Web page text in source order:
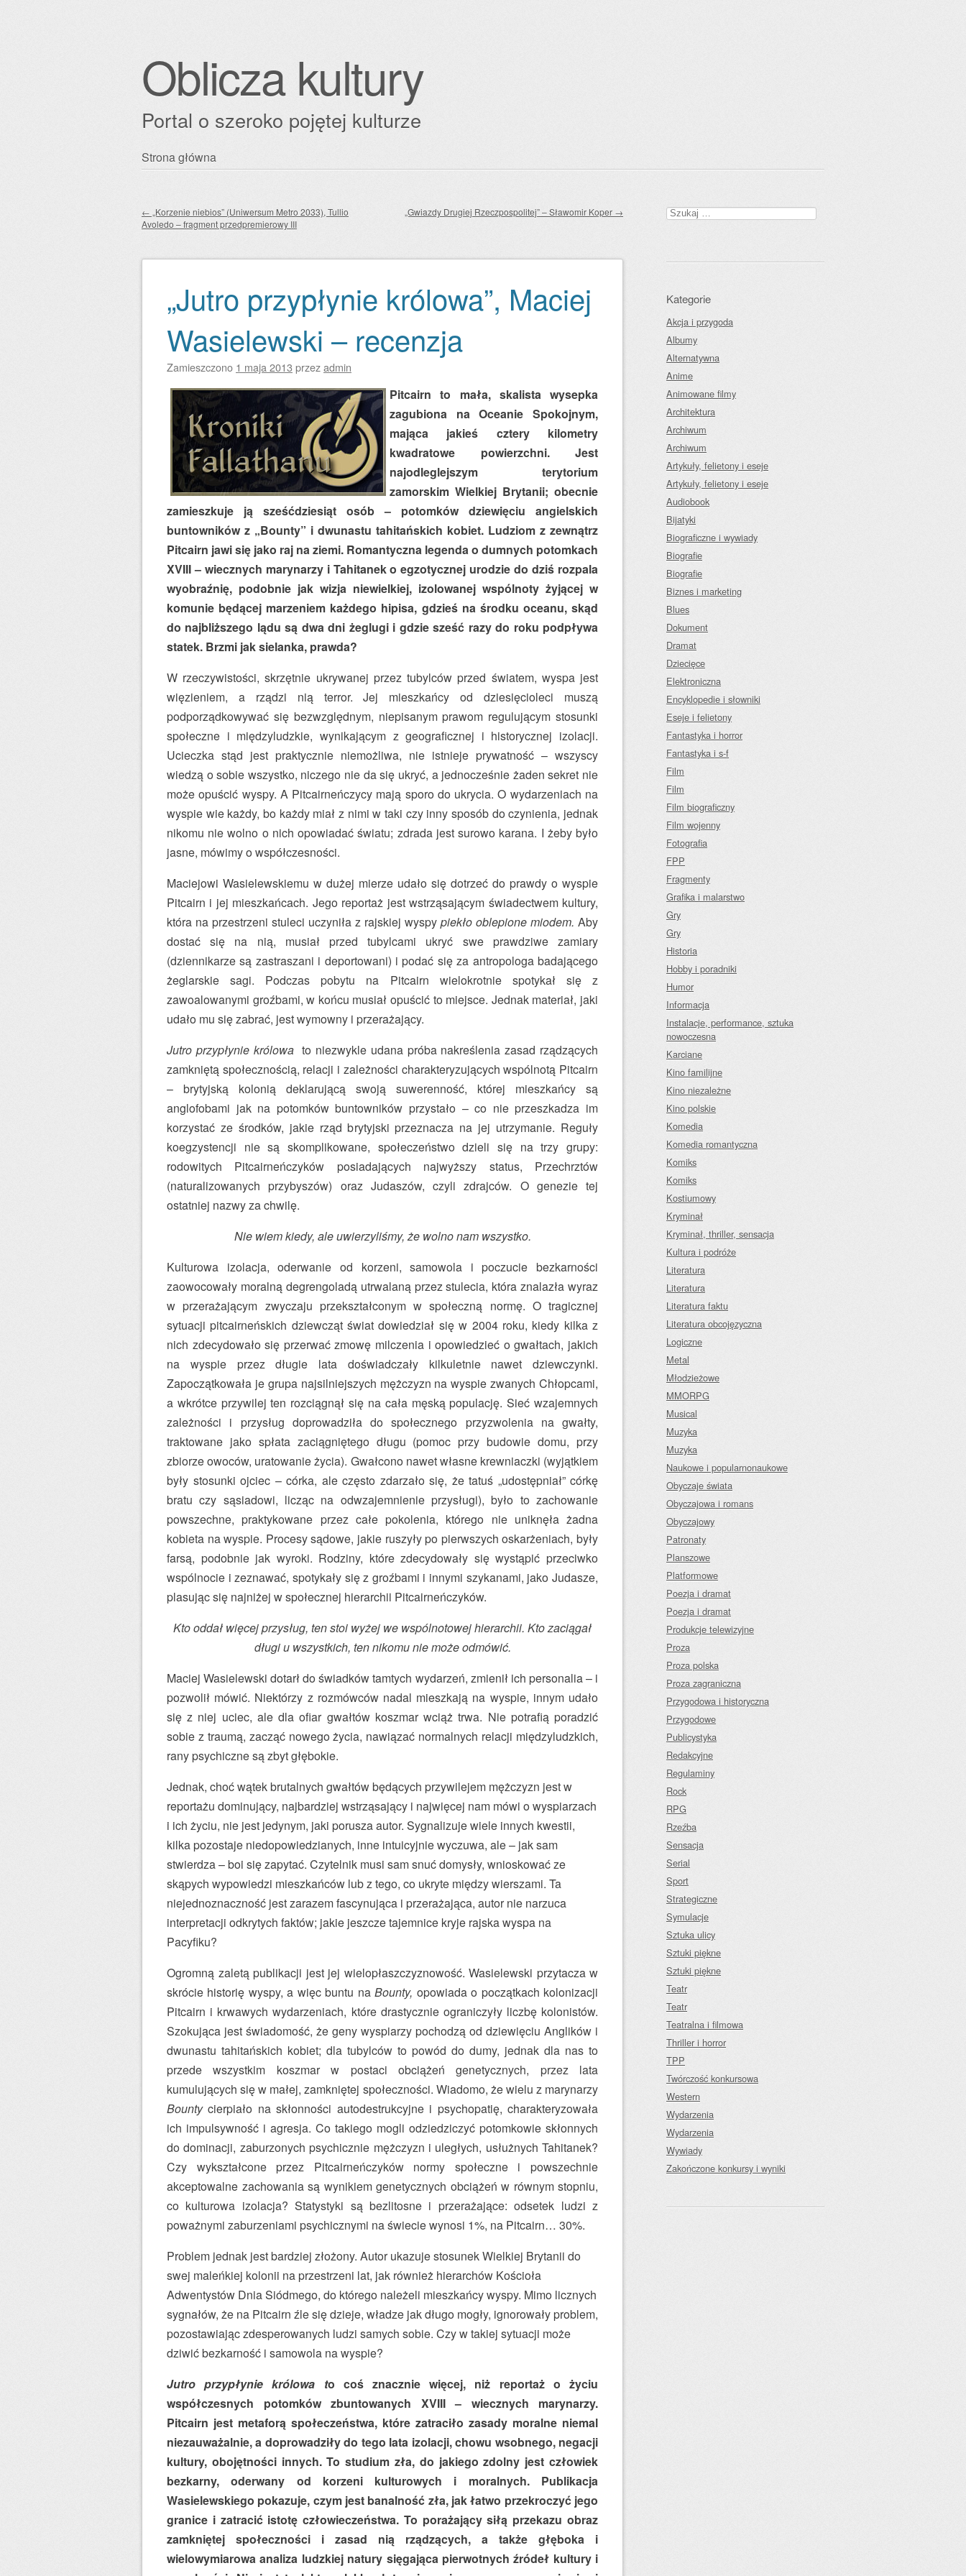
Oblicza kultury
Portal o szeroko pojętej kulturze
Przejdź
Strona główna
← „Korzenie niebios” (Uniwersum Metro 2033), Tullio
Avoledo – fragment przedpremierowy III
„Gwiazdy Drugiej Rzeczpospolitej” – Sławomir Koper →
„Jutro przypłynie królowa”, Maciej
Wasielewski – recenzja
Zamieszczono 1 maja 2013 przezadmin
Pitcairn to mała, skalista wysepka
zagubiona na Oceanie Spokojnym,
mająca jakieś cztery kilometry
kwadratowe powierzchni. Jest
najodleglejszym terytorium
zamorskim Wielkiej Brytanii; obecnie
zamieszkuje ją sześćdziesiąt osób – potomków dziewięciu angielskich
buntowników z „Bounty” i dwunastu tahitańskich kobiet. Ludziom z zewnątrz
Pitcairn jawi się jako raj na ziemi. Romantyczna legenda o dumnych potomkach
XVIII – wiecznych marynarzy i Tahitanek o egzotycznej urodzie do dziś rozpala
wyobraźnię, podobnie jak wizja niewielkiej, izolowanej wspólnoty żyjącej w
komunie będącej marzeniem każdego hipisa, gdzieś na środku oceanu, skąd
do najbliższego lądu są dwa dni żeglugi i gdzie sześć razy do roku podpływa
statek. Brzmi jak sielanka, prawda?
W rzeczywistości, skrzętnie ukrywanej przez tubylców przed światem, wyspa jest
więzieniem, a rządzi nią terror. Jej mieszkańcy od dziesięcioleci muszą
podporządkowywać się bezwzględnym, niepisanym prawom regulującym stosunki
społeczne i międzyludzkie, wynikającym z geograficznej i historycznej izolacji.
Ucieczka stąd jest praktycznie niemożliwa, nie istnieje prywatność – wszyscy
wiedzą o sobie wszystko, niczego nie da się ukryć, a jednocześnie żaden sekret nie
może opuścić wyspy. A Pitcairneńczycy mają sporo do ukrycia. O wydarzeniach na
wyspie wie każdy, bo każdy miał z nimi w taki czy inny sposób do czynienia, jednak
nikomu nie wolno o nich opowiadać światu; zdrada jest surowo karana. I żeby było
jasne, mówimy o współczesności.
Maciejowi Wasielewskiemu w dużej mierze udało się dotrzeć do prawdy o wyspie
Pitcairn i jej mieszkańcach. Jego reportaż jest wstrząsającym świadectwem kultury,
która na przestrzeni stuleci uczyniła z rajskiej wyspy piekło oblepione miodem. Aby
dostać się na nią, musiał przed tubylcami ukryć swe prawdziwe zamiary
(dziennikarze są zastraszani i deportowani) i podać się za antropologa badającego
żeglarskie sagi. Podczas pobytu na Pitcairn wielokrotnie spotykał się z
zawoalowanymi groźbami, w końcu musiał opuścić to miejsce. Jednak materiał, jaki
udało mu się zabrać, jest wymowny i przerażający.
Jutro przypłynie królowato niezwykle udana próba nakreślenia zasad rządzących
zamkniętą społecznością, relacji i zależności charakteryzujących wspólnotą Pitcairn
– brytyjską kolonią deklarującą swoją suwerenność, której mieszkańcy są
anglofobami jak na potomków buntowników przystało – co nie przeszkadza im
korzystać ze środków, jakie rząd brytyjski przeznacza na jej utrzymanie. Reguły
koegzystencji nie są skomplikowane, społeczeństwo dzieli się na trzy grupy:
rodowitych Pitcairneńczyków posiadających najwyższy status, Przechrztów
(naturalizowanych przybyszów) oraz Judaszów, czyli zdrajców. O genezie tej
ostatniej nazwy za chwilę.
Nie wiem kiedy, ale uwierzyliśmy, że wolno nam wszystko.
Kulturowa izolacja, oderwanie od korzeni, samowola i poczucie bezkarności
zaowocowały moralną degrengoladą utrwalaną przez stulecia, która znalazła wyraz
w przerażającym zwyczaju przekształconym w społeczną normę. O tragicznej
sytuacji pitcairneńskich dziewcząt świat dowiedział się w 2004 roku, kiedy kilka z
nich zdecydowało się przerwać zmowę milczenia i opowiedzieć o gwałtach, jakich
na wyspie przez długie lata doświadczały kilkuletnie nawet dziewczynki.
Zapoczątkowała je grupa najsilniejszych mężczyzn na wyspie zwanych Chłopcami,
a wkrótce przywilej ten rozciągnął się na cała męską populację. Sieć wzajemnych
zależności i przysług doprowadziła do społecznego przyzwolenia na gwałty,
traktowane jako spłata zaciągniętego długu (pomoc przy budowie domu, przy
zbiorze owoców, uratowanie życia). Gwałcono nawet własne krewniaczki (wyjątkiem
były stosunki ojciec – córka, ale często zdarzało się, że tatuś „udostępniał” córkę
bratu czy sąsiadowi, licząc na odwzajemnienie przysługi), było to zachowanie
powszechne, praktykowane przez całe pokolenia, którego nie uniknęła żadna
kobieta na wyspie. Procesy sądowe, jakie ruszyły po pierwszych oskarżeniach, były
farsą, podobnie jak wyroki. Rodziny, które zdecydowały się wystąpić przeciwko
wspólnocie i zeznawać, spotykały się z groźbami i innymi szykanami, jako Judasze,
plasując się najniżej w społecznej hierarchii Pitcairneńczyków.
Kto oddał więcej przysług, ten stoi wyżej we wspólnotowej hierarchii. Kto zaciągał
długi u wszystkich, ten nikomu nie może odmówić.
Maciej Wasielewski dotarł do świadków tamtych wydarzeń, zmienił ich personalia – i
pozwolił mówić. Niektórzy z rozmówców nadal mieszkają na wyspie, innym udało
się z niej uciec, ale dla ofiar gwałtów koszmar wciąż trwa. Nie potrafią poradzić
sobie z traumą, zacząć nowego życia, nawiązać normalnych relacji międzyludzkich,
rany psychiczne są zbyt głębokie.
Jednak, choć wątek brutalnych gwałtów będących przywilejem mężczyzn jest w
reportażu dominujący, najbardziej wstrząsający i najwięcej nam mówi o wyspiarzach
i ich życiu, nie jest jedynym, jaki porusza autor. Sygnalizuje wiele innych kwestii,
kilka pozostaje niedopowiedzianych, inne intuicyjnie wyczuwa, ale – jak sam
stwierdza – boi się zapytać. Czytelnik musi sam snuć domysły, wnioskować ze
skąpych wypowiedzi mieszkańców lub z tego, co ukryte między wierszami. Ta
niejednoznaczność jest zarazem fascynująca i przerażająca, autor nie narzuca
interpretacji odkrytych faktów; jakie jeszcze tajemnice kryje rajska wyspa na
Pacyfiku?
Ogromną zaletą publikacji jest jej wielopłaszczyznowość. Wasielewski przytacza w
skrócie historię wyspy, a więc buntu naBounty, opowiada o początkach kolonizacji
Pitcairn i krwawych wydarzeniach, które drastycznie ograniczyły liczbę kolonistów.
Szokująca jest świadomość, że geny wyspiarzy pochodzą od dziewięciu Anglików i
dwunastu tahitańskich kobiet; dla tubylców to powód do dumy, jednak dla nas to
przede wszystkim koszmar w postaci obciążeń genetycznych, przez lata
kumulujących się w małej, zamkniętej społeczności. Wiadomo, że wielu z marynarzy
Bountycierpiało na skłonności autodestrukcyjne i psychopatię, charakteryzowała
ich impulsywność i agresja. Co takiego mogli odziedziczyć potomkowie skłonnych
do dominacji, zaburzonych psychicznie mężczyzn i uległych, usłużnych Tahitanek?
Czy wykształcone przez Pitcairneńczyków normy społeczne i powszechnie
akceptowalne zachowania są wynikiem genetycznych obciążeń w równym stopniu,
co kulturowa izolacja? Statystyki są bezlitosne i przerażające: odsetek ludzi z
poważnymi zaburzeniami psychicznymi na świecie wynosi 1%, na Pitcairn… 30%.
Problem jednak jest bardziej złożony. Autor ukazuje stosunek Wielkiej Brytanii do
swej maleńkiej kolonii na przestrzeni lat, jak również hierarchów Kościoła
Adwentystów Dnia Siódmego, do którego należeli mieszkańcy wyspy. Mimo licznych
sygnałów, że na Pitcairn źle się dzieje, władze jak długo mogły, ignorowały problem,
pozostawiając zdesperowanych ludzi samych sobie. Czy w takiej sytuacji może
dziwić bezkarność i samowola na wyspie?
Jutro przypłynie królowa to coś znacznie więcej, niż reportaż o życiu
współczesnych potomków zbuntowanych XVIII – wiecznych marynarzy.
Pitcairn jest metaforą społeczeństwa, które zatraciło zasady moralne niemal
niezauważalnie, a doprowadziły do tego lata izolacji, chowu wsobnego, negacji
kultury, obojętności innych. To studium zła, do jakiego zdolny jest człowiek
bezkarny, oderwany od korzeni kulturowych i moralnych. Publikacja
Wasielewskiego pokazuje, czym jest banalność zła, jak łatwo przekroczyć jego
granice i zatracić istotę człowieczeństwa. To porażający siłą przekazu obraz
zamkniętej społeczności i zasad nią rządzących, a także głęboka i
wielowymiarowa analiza ludzkiej natury sięgająca pierwotnych źródeł kultury i
Szukaj:
Kategorie
Akcja i przygoda
Albumy
Alternatywna
Anime
Animowane filmy
Architektura
Archiwum
Archiwum
Artykuły, felietony i eseje
Artykuły, felietony i eseje
Audiobook
Bijatyki
Biograficzne i wywiady
Biografie
Biografie
Biznes i marketing
Blues
Dokument
Dramat
Dziecięce
Elektroniczna
Encyklopedie i słowniki
Eseje i felietony
Fantastyka i horror
Fantastyka i s-f
Film
Film
Film biograficzny
Film wojenny
Fotografia
FPP
Fragmenty
Grafika i malarstwo
Gry
Gry
Historia
Hobby i poradniki
Humor
Informacja
Instalacje, performance, sztuka
nowoczesna
Karciane
Kino familijne
Kino niezależne
Kino polskie
Komedia
Komedia romantyczna
Komiks
Komiks
Kostiumowy
Kryminał
Kryminał, thriller, sensacja
Kultura i podróże
Literatura
Literatura
Literatura faktu
Literatura obcojęzyczna
Logiczne
Metal
Młodzieżowe
MMORPG
Musical
Muzyka
Muzyka
Naukowe i popularnonaukowe
Obyczaje świata
Obyczajowa i romans
Obyczajowy
Patronaty
Planszowe
Platformowe
Poezja i dramat
Poezja i dramat
Produkcje telewizyjne
Proza
Proza polska
Proza zagraniczna
Przygodowa i historyczna
Przygodowe
Publicystyka
Redakcyjne
Regulaminy
Rock
RPG
Rzeźba
Sensacja
Serial
Sport
Strategiczne
Symulacje
Sztuka ulicy
Sztuki piękne
Sztuki piękne
Teatr
Teatr
Teatralna i filmowa
Thriller i horror
TPP
Twórczość konkursowa
Western
Wydarzenia
Wydarzenia
Wywiady
Zakończone konkursy i wyniki